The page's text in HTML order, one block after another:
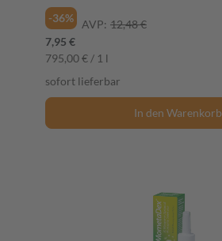
-36%
AVP: 12,48 €
7,95 €
795,00 € / 1 l
sofort lieferbar
In den Warenkorb